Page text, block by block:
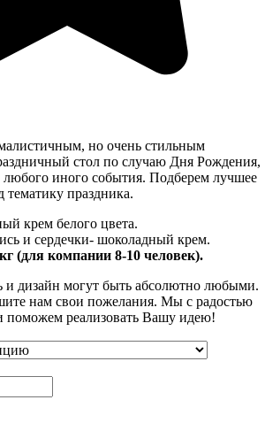
но очень стильным
стол по случаю Дня Рождения,
иного события. Подберем лучшее
тематику праздника.
крем белого цвета.
и сердечки- шоколадный крем.
(для компании 8-10 человек).
и дизайн могут быть абсолютно любыми.
нам свои пожелания. Мы с радостью
поможем реализовать Вашу идею!